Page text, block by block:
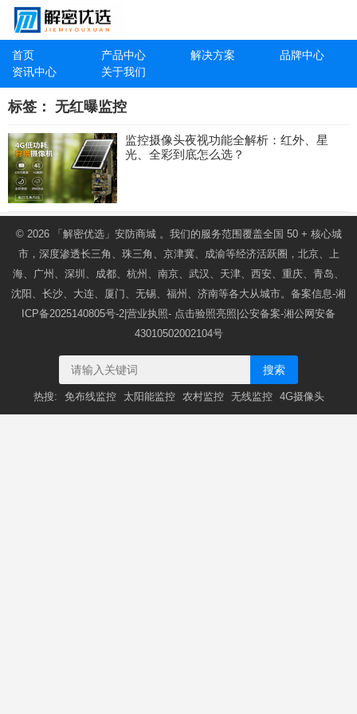
首页 产品中心 解决方案
品牌中心
资讯中心
关于我们
标签： 无红曝监控
监控摄像头夜视功能全解析：红外、星
光、全彩到底怎么选？
© 2026 「解密优选」安防商城。我们的服务范围覆盖全国 50 + 核心城
市，深度渗透长三角、珠三角、京津冀、成渝等经济活跃圈，北京、上
海、广州、深圳、成都、杭州、南京、武汉、天津、西安、重庆、青岛、
沈阳、长沙、大连、厦门、无锡、福州、济南等各大从城市。备案信息-湘
ICP备2025140805号-2 |营业执照- 点击验照亮照 |公安备案-湘公网安备
43010502002104号
搜索
热搜: 免布线监控 太阳能监控 农村监控 无线监控 4G摄像头